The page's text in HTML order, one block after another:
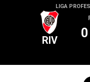
LIGA
RIV 0